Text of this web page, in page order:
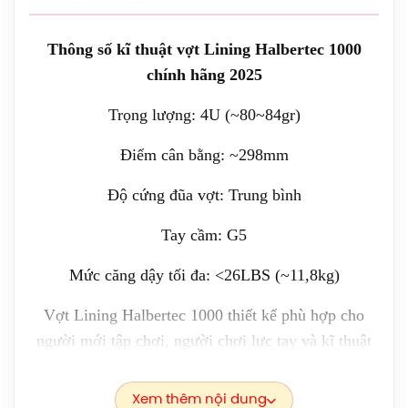
Thông số kĩ thuật vợt Lining Halbertec 1000
chính hãng 2025
Trọng lượng: 4U (~80~84gr)
Điểm cân bằng: ~298mm
Độ cứng đũa vợt: Trung bình
Tay cầm: G5
Mức căng dậy tối đa: <26LBS (~11,8kg)
Vợt Lining Halbertec 1000 thiết kế phù hợp cho
người mới tập chơi, người chơi lực tay và kĩ thuật
Xem thêm nội dung
Giày Asics UPCOURT 6 Women
1.269.000đ
Giày Asics Gel-Rocket 12 Women
1.599.000đ
(Women) Chính Hãng
Vợt Cầu Lông Lining Axforce 100 Max
Liên hệ